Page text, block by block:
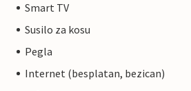
Smart TV
Susilo za kosu
Pegla
Internet (besplatan, bezican)